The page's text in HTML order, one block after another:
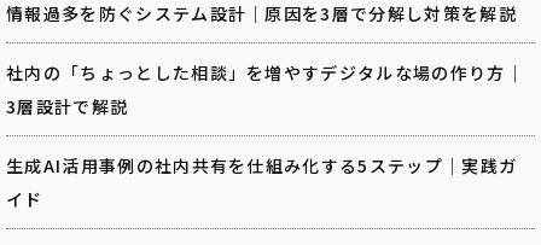
情報過多を防ぐシステム設計｜原因を3層で分解し対策を解説
社内の「ちょっとした相談」を増やすデジタルな場の作り方｜
3層設計で解説
生成AI活用事例の社内共有を仕組み化する5ステップ｜実践ガ
イド